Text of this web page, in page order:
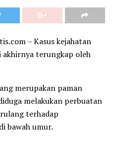
– Kasus kejahatan
akhirnya terungkap oleh
merupakan paman
melakukan perbuatan
terhadap
bawah umur.